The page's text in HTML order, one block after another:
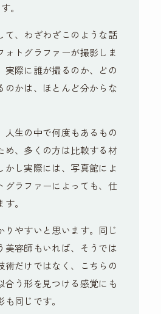
。
て、わざわざこのような話
ォトグラファーが撮影しま
実際に誰が撮るのか、どの
のかは、ほとんど分からな
人生の中で何度もあるもの
め、多くの方は比較する材
かし実際には、写真館によ
グラファーによっても、仕
。
りやすいと思います。同じ
美容師もいれば、そうでは
術だけではなく、こちらの
合う形を見つける感覚にも
同じです。